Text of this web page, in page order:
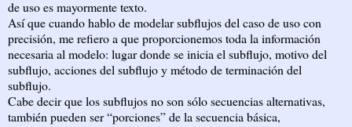
de uso es mayormente texto.
Así que cuando hablo de modelar subflujos del caso de uso con
precisión, me refiero a que proporcionemos toda la información
necesaria al modelo: lugar donde se inicia el subflujo, motivo del
subflujo, acciones del subflujo y método de terminación del
subflujo.
Cabe decir que los subflujos no son sólo secuencias alternativas,
también pueden ser “porciones” de la secuencia básica,